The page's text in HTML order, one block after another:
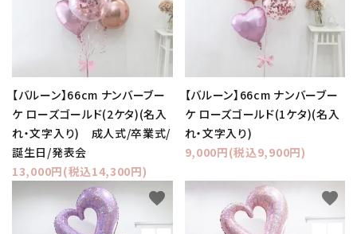
【バルーン】66cm ナンバーブー
ケ ローズゴールド(2ケタ)(名入
れ・文字入り) 成人式/卒業式/
誕生日/発表会
13,000円(税込14,300円)
【バルーン】66cm ナンバーブー
ケ ローズゴールド(1ケタ)(名入
れ・文字入り)
9,000円(税込9,900円)
favorite favorite